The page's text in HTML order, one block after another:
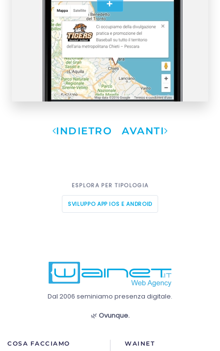
+
INDIETRO AVANTI
ESPLORA PER TIPOLOGIA
SVILUPPO APP IOS E ANDROID
Dal 2006 seminiamo presenza digitale.
🌿 Ovunque.
COSA FACCIAMO WAINET